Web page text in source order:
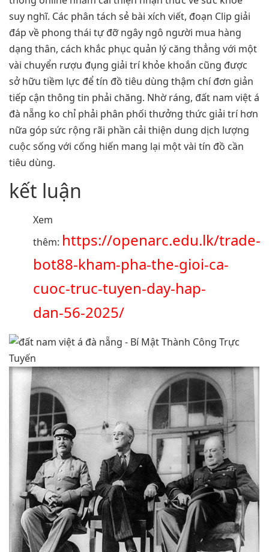
suy nghĩ. Các phân tách sẻ bài xích viết, đoạn Clip giải
đáp về phong thái tự đỡ ngây ngô người mua hàng
dạng thân, cách khắc phục quản lý căng thẳng với một
vài chuyển rượu đụng giải trí khỏe khoắn cũng được
sở hữu tiềm lực để tín đồ tiêu dùng thậm chí đơn giản
tiếp cận thông tin phải chăng. Nhờ ráng, đất nam việt á
đà nẵng ko chỉ phải phân phối thưởng thức giải trí hơn
nữa góp sức rộng rãi phần cải thiện dung dịch lượng
cuộc sống với cống hiến mang lại một vài tín đồ cần
tiêu dùng.
kết luận
Xem
thêm: https://openarc.edu.lk/trade-
bot88-kham-pha-the-gioi-ca-
cuoc-truc-tuyen-day-hap-
dan-56-2025/